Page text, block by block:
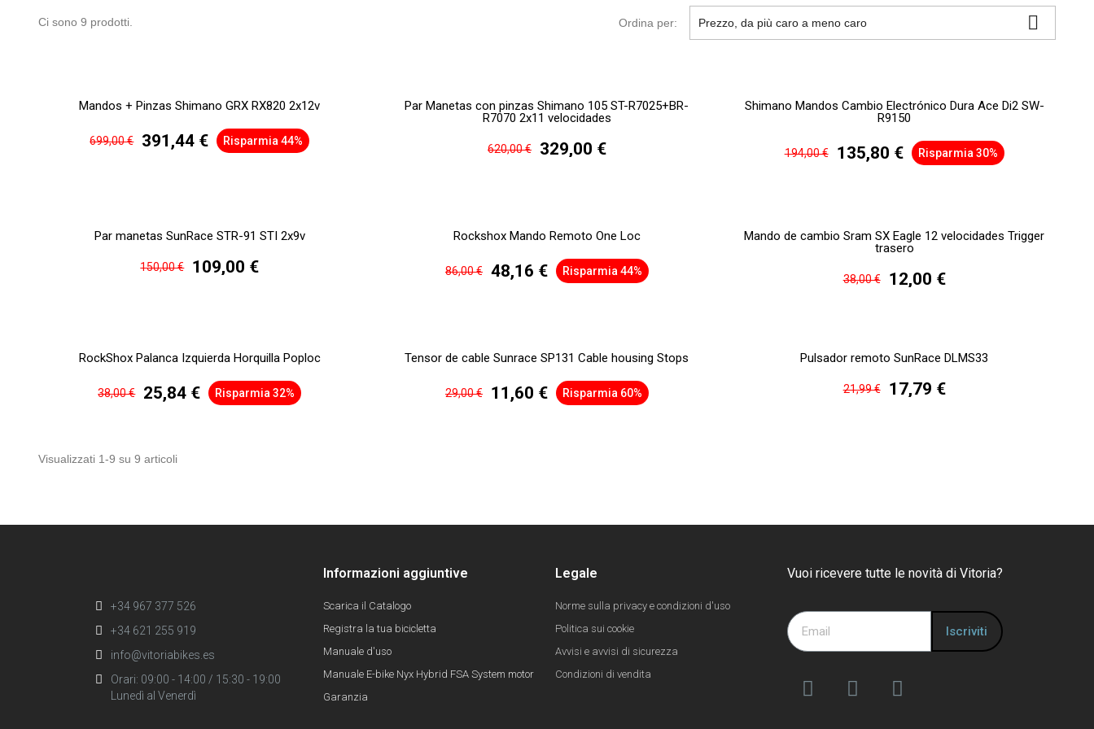
Ci sono 9 prodotti. Ordina per: Prezzo, da più caro a meno caro 
Mandos + Pinzas Shimano GRX RX820 2x12v
699,00 € 391,44 € Risparmia 44%
Par Manetas con pinzas Shimano 105 ST-R7025+BR-
R7070 2x11 velocidades
620,00 € 329,00 €
Shimano Mandos Cambio Electrónico Dura Ace Di2 SW-
R9150
194,00 € 135,80 € Risparmia 30%
Par manetas SunRace STR-91 STI 2x9v
150,00 € 109,00 €
Rockshox Mando Remoto One Loc
86,00 € 48,16 € Risparmia 44%
Mando de cambio Sram SX Eagle 12 velocidades Trigger
trasero
38,00 € 12,00 €
RockShox Palanca Izquierda Horquilla Poploc
38,00 € 25,84 € Risparmia 32%
Tensor de cable Sunrace SP131 Cable housing Stops
29,00 € 11,60 € Risparmia 60%
Pulsador remoto SunRace DLMS33
21,99 € 17,79 €
Visualizzati 1-9 su 9 articoli
+34 967 377 526
+34 621 255 919
info@vitoriabikes.es
Orari: 09:00 - 14:00 / 15:30 - 19:00
Lunedì al Venerdì
Informazioni aggiuntive
Scarica il Catalogo
Registra la tua bicicletta
Manuale d'uso
Manuale E-bike Nyx Hybrid FSA System motor
Garanzia
Legale
Norme sulla privacy e condizioni d'uso
Politica sui cookie
Avvisi e avvisi di sicurezza
Condizioni di vendita
Vuoi ricevere tutte le novità di Vitoria?
Iscriviti